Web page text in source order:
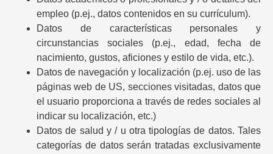
empleo (p.ej., datos contenidos en su currículum).
Datos de características personales y
circunstancias sociales (p.ej., edad, fecha de
nacimiento, gustos, aficiones y estilo de vida, etc.).
Datos de navegación y localización (p.ej. uso de las
páginas web de US, secciones visitadas, datos que
el usuario proporciona a través de redes sociales al
indicar su localización, etc.)
Datos de salud y / u otra tipologías de datos. Tales
categorías de datos serán tratadas exclusivamente